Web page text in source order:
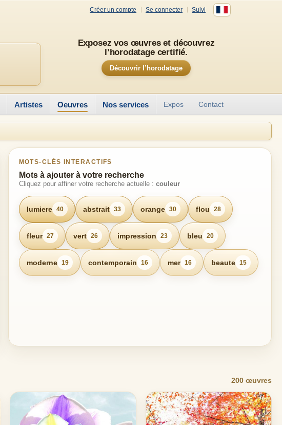
Créer un compte Se connecter Suivi
Exposez vos œuvres et découvrez
l’horodatage certifié.
Découvrir l’horodatage
Artistes Oeuvres Nos services Expos Contact
MOTS-CLÉS INTERACTIFS
Mots à ajouter à votre recherche
Cliquez pour affiner votre recherche actuelle : couleur
lumiere 40 abstrait 33 orange 30 flou 28
fleur 27 vert 26 impression 23 bleu 20
moderne 19 contemporain 16 mer 16 beaute 15
200 œuvres